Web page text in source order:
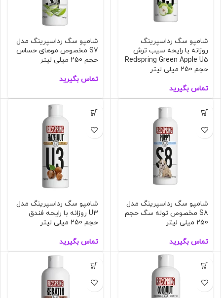
شامپو سگ رداسپرینگ
روزانه با رایحه سیب ترش
Redspring Green Apple U5
حجم 250 میلی لیتر
تماس بگیرید
شامپو سگ رداسپرینگ مدل
S7 مخصوص مو‌های حساس
حجم 250 میلی لیتر
تماس بگیرید
شامپو سگ رداسپرینگ مدل
S8 مخصوص توله سگ حجم
250 میلی لیتر
تماس بگیرید
شامپو سگ رداسپرینگ مدل
U3 روزانه با رایحه فندق
حجم 250 میلی لیتر
تماس بگیرید